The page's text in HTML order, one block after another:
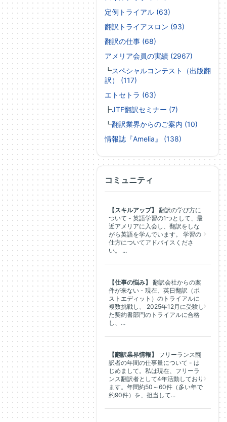
定例トライアル (63)
翻訳トライアスロン (93)
翻訳の仕事 (68)
アメリア会員の実績 (2967)
┗スペシャルコンテスト（出版翻
訳） (117)
エトセトラ (63)
┣JTF翻訳セミナー (7)
┗翻訳業界からのご案内 (10)
情報誌『Amelia』 (138)
コミュニティ
【スキルアップ】
翻訳の学び方に
ついて - 英語学習の1つとして、最
近アメリアに入会し、翻訳をしな
がら英語を学んでいます。 学習の
仕方についてアドバイスくださ
い。 ...
【仕事の悩み】
翻訳会社からの案
件が来ない - 現在、英日翻訳（ポ
ストエディット）のトライアルに
複数挑戦し、 2025年12月に受験し
た契約書部門のトライアルに合格
し、...
【翻訳業界情報】
フリーランス翻
訳者の年間の仕事量について - は
じめまして。私は現在、フリーラ
ンス翻訳者として4年活動しており
ます。年間約50～60件（多い年で
約90件）を、担当して...